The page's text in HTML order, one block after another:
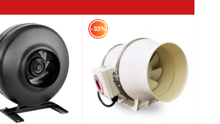
200
và kết nối ống dẫn gió thuận tiện mà không ảnh
-33%